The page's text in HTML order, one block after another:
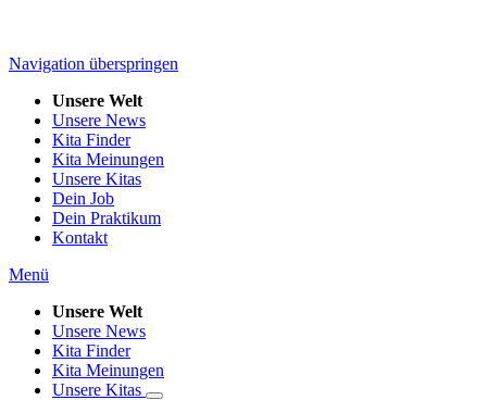
Navigation überspringen
Unsere Welt
Unsere News
Kita Finder
Kita Meinungen
Unsere Kitas
Dein Job
Dein Praktikum
Kontakt
Menü
Unsere Welt
Unsere News
Kita Finder
Kita Meinungen
Unsere Kitas